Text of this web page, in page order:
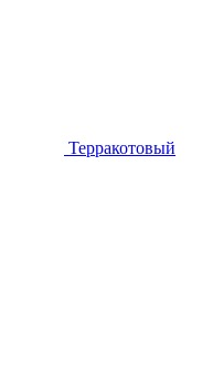
Терракотовый